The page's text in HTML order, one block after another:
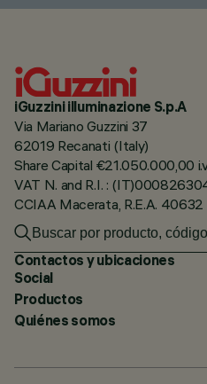
iGuzzini illuminazione S.p.A
Via Mariano Guzzini 37
62019 Recanati (Italy)
Share Capital €21.050.000,00
VAT N. and R.I. :
CCIAA Macerata, R.E.A. 40632
Contactos y ubicaciones
Social
Productos
Quiénes somos